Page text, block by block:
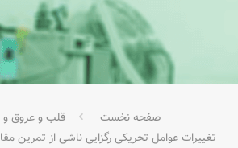
صفحه نخست
قلب و عروق
تغييرات عوامل تحريکی رگزايی ناشی از تمرين